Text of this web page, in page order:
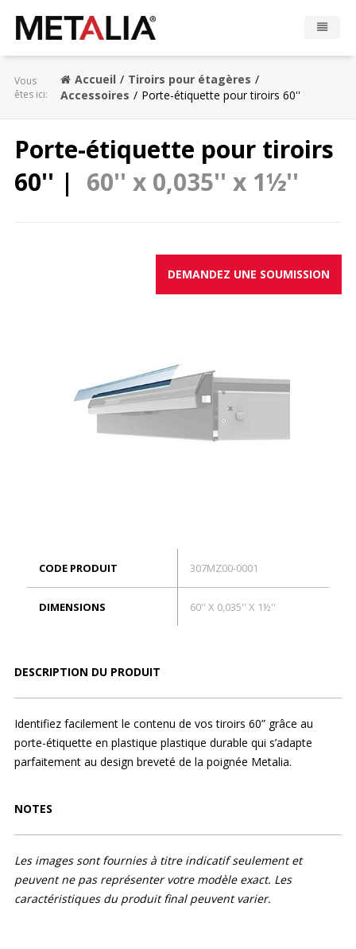
Produits
Réalisations
Zone Metalia
Vous
êtes ici:
Accueil
Tiroirs pour étagères
Accessoires
Porte-étiquette pour tiroirs 60''
Porte-étiquette pour tiroirs
60'' | 60'' x 0,035'' x 1½''
DEMANDEZ UNE SOUMISSION
CODE PRODUIT 307MZ00-0001
DIMENSIONS 60'' X 0,035'' X 1½''
DESCRIPTION DU PRODUIT
Identifiez facilement le contenu de vos tiroirs 60” grâce au
porte-étiquette en plastique plastique durable qui s’adapte
parfaitement au design breveté de la poignée Metalia.
NOTES
Les images sont fournies à titre indicatif seulement et
peuvent ne pas représenter votre modèle exact. Les
caractéristiques du produit final peuvent varier.